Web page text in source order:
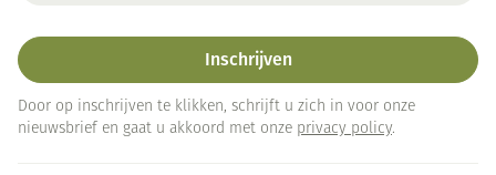
Inschrijven
Door op inschrijven te klikken, schrijft u zich in voor onze
nieuwsbrief en gaat u akkoord met onze privacy policy.